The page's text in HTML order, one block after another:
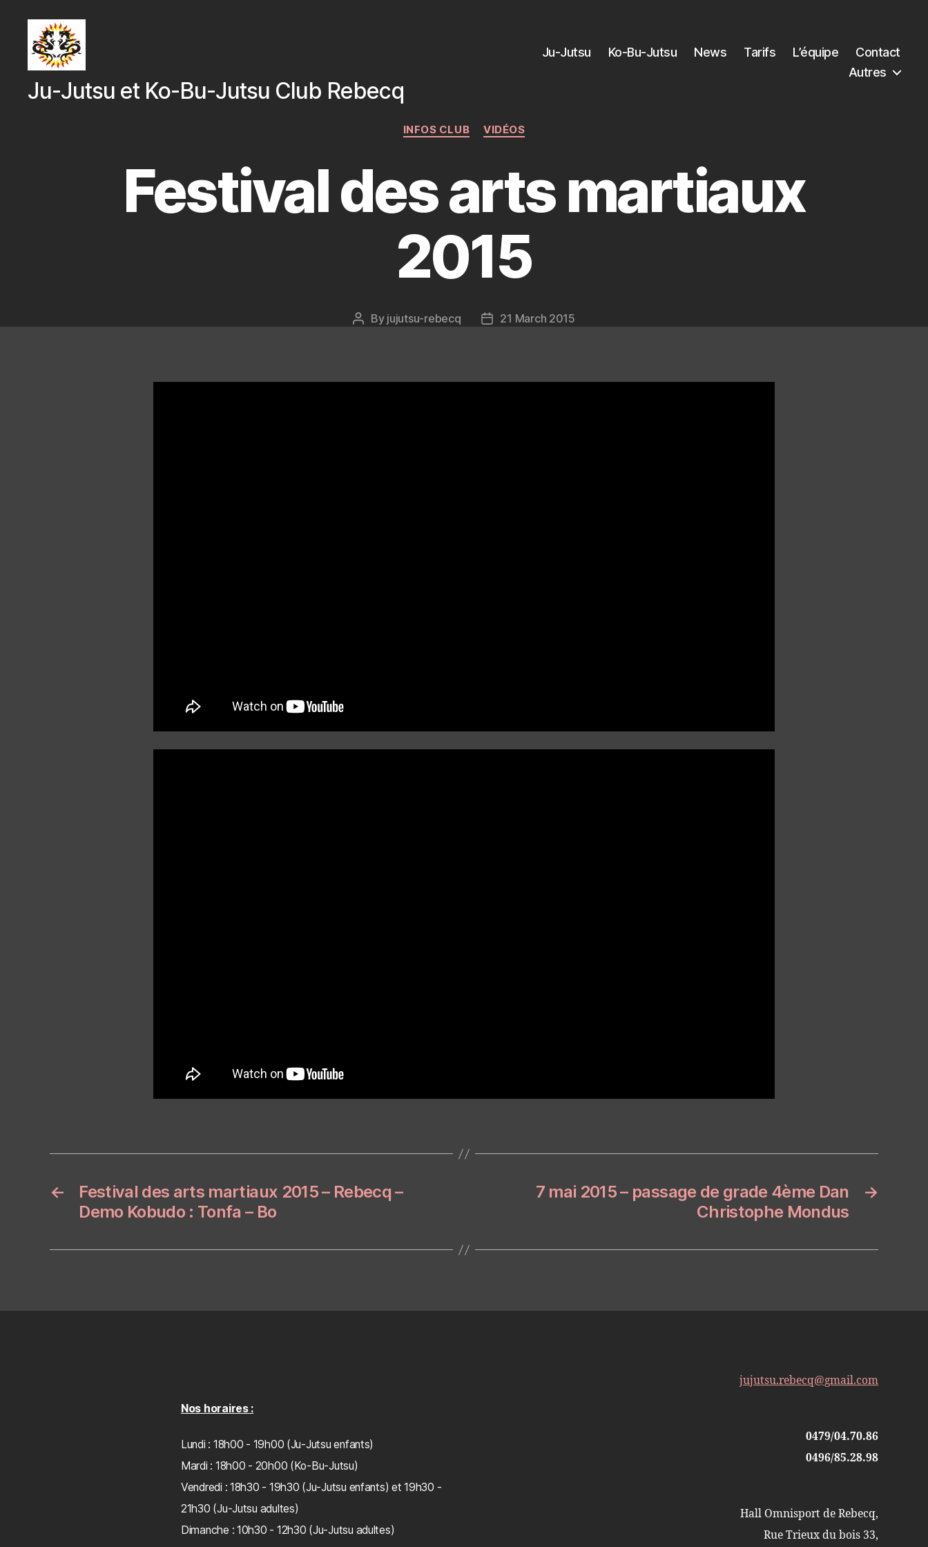
Jutsu
Ju-Jutsu et Ko-Bu-Jutsu Club Rebecq
Ju-Jutsu Ko-Bu-Jutsu News Tarifs L’équipe
Contact
Autres
Categories
INFOS CLUB VIDÉOS
Festival des arts martiaux
2015
Post
By jujutsu-rebecq
Post21 March 2015
←
Festival des arts martiaux 2015 – Rebecq –
Demo Kobudo : Tonfa – Bo
→
7 mai 2015 – passage de grade 4ème Dan
Christophe Mondus
Nos horaires :
Lundi : 18h00 - 19h00 (Ju-Jutsu enfants)
Mardi : 18h00 - 20h00 (Ko-Bu-Jutsu)
Vendredi : 18h30 - 19h30 (Ju-Jutsu enfants) et 19h30 -
21h30 (Ju-Jutsu adultes)
Dimanche : 10h30 - 12h30 (Ju-Jutsu adultes)
jujutsu.rebecq@gmail.com
0479/04.70.86
0496/85.28.98
Hall Omnisport de Rebecq,
Rue Trieux du bois 33,